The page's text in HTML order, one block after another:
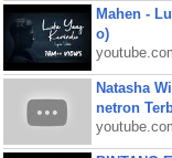
Mahen -
o)
Natasha
netron